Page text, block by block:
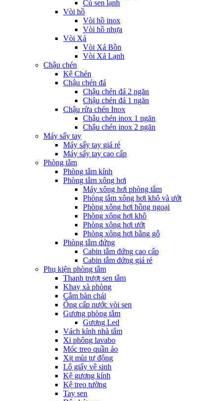
Củ sen lạnh
Vòi hồ
Vòi hồ inox
Vòi hồ nhựa
Vòi Xả
Vòi Xả Bồn
Vòi Xả Lạnh
Chậu chén
Kệ Chén
Chậu chén đá
Chậu chén đá 2 ngăn
Chậu chén đá 1 ngăn
Chậu rửa chén Inox
Chậu chén inox 1 ngăn
Chậu chén inox 2 ngăn
Máy sấy tay
Máy sấy tay giá rẻ
Máy sấy tay cao cấp
Phòng tắm
Phòng tắm kính
Phòng tắm xông hơi
Máy xông hơi phòng tắm
Phòng tắm xông hơi khô và ướt
Phòng xông hơi hồng ngoại
Phòng xông hơi khô
Phòng xông hơi ướt
Phòng xông hơi bằng gỗ
Phòng tắm đứng
Cabin tắm đứng cao cấp
Cabin tắm đứng giá rẻ
Phụ kiện phòng tắm
Thanh trượt sen tắm
Khay xà phòng
Cắm bàn chải
Ống cấp nước vòi sen
Gương phòng tắm
Gương Led
Vách kính nhà tắm
Xi phông lavabo
Móc treo quần áo
Xịt mùi tự động
Lô giấy vệ sinh
Kệ gương kính
Kệ treo tường
Tay sen